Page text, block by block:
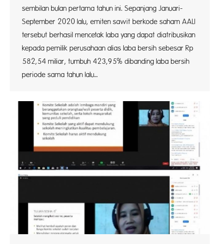
sembilan bulan pertama tahun ini. Sepanjang Januari-
September 2020 lalu, emiten sawit berkode saham AALI
tersebut berhasil mencetak laba yang dapat diatribusikan
kepada pemilik perusahaan alias laba bersih sebesar Rp
582,54 miliar, tumbuh 423,95% dibanding laba bersih
periode sama tahun lalu…